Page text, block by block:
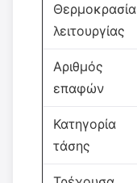
Θερμοκρασία
λειτουργίας
Αριθμός
επαφών
Κατηγορία
τάσης